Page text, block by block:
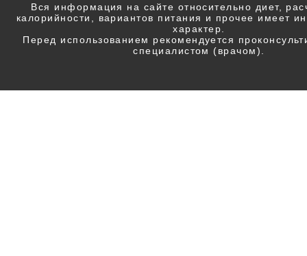
Вся информация на сайте относительно диет,
калорийности, вариантов питания и прочее имеет
характер.
Перед использованием рекомендуется
специалистом (врачом).